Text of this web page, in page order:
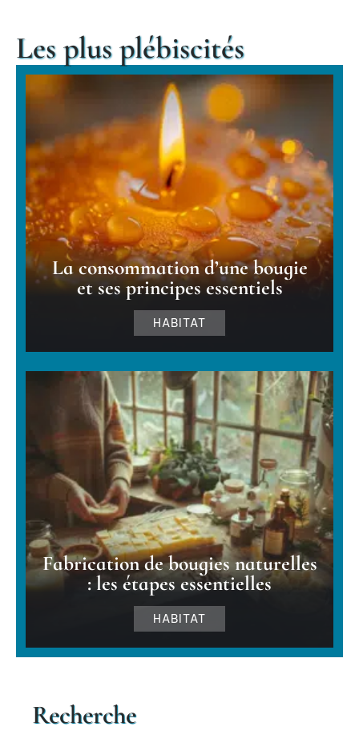
Les plus plébiscités
La consommation d’une bougie
et ses principes essentiels
HABITAT
Fabrication de bougies naturelles
: les étapes essentielles
HABITAT
Recherche